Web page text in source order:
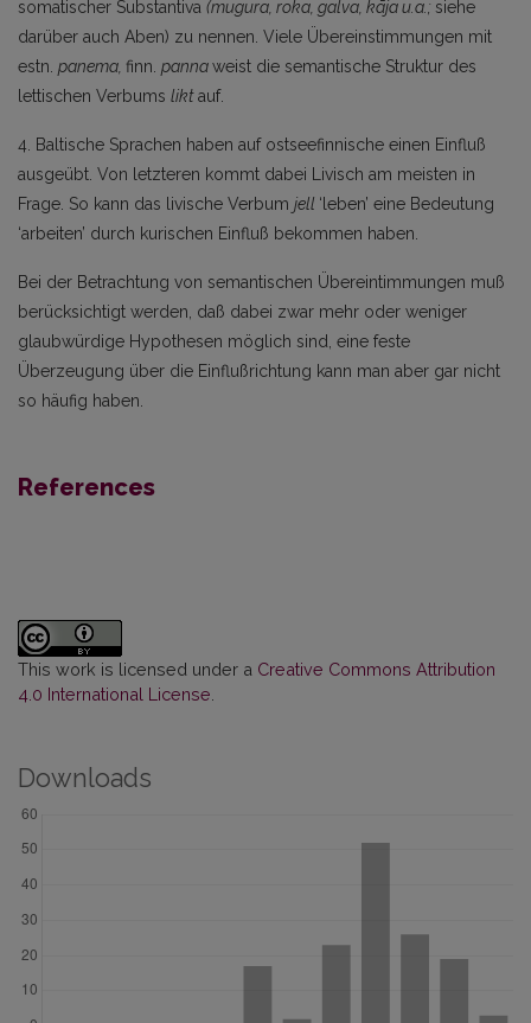
somatischer Substantiva (mugura, roka, galva, kāja u.a.; siehe
darüber auch Aben) zu nennen. Viele Übereinstimmungen mit
estn. panema, finn. pannaweist die semantische Struktur des
lettischen Verbums liktauf.
4. Baltische Sprachen haben auf ostseefinnische einen Einfluß
ausgeübt. Von letzteren kommt dabei Livisch am meisten in
Frage. So kann das livische Verbum jell ‘leben’ eine Bedeutung
‘arbeiten’ durch kurischen Einfluß bekommen haben.
Bei der Betrachtung von semantischen Übereintimmungen muß
berücksichtigt werden, daß dabei zwar mehr oder weniger
glaubwürdige Hypothesen möglich sind, eine feste
Überzeugung über die Einflußrichtung kann man aber gar nicht
so häufig haben.
References
This work is licensed under a Creative Commons Attribution
4.0 International License
Downloads